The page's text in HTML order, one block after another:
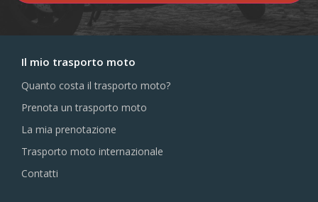
Il mio trasporto moto
Quanto costa il trasporto moto?
Prenota un trasporto moto
La mia prenotazione
Trasporto moto internazionale
Contatti